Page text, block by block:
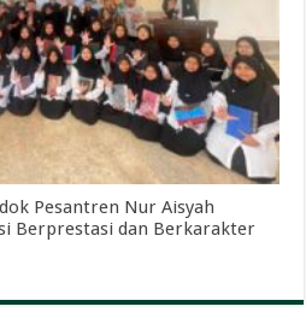
Pesantren Nur Aisyah
Berprestasi dan Berkarakter